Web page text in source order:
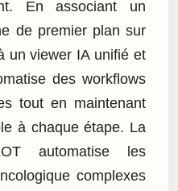
En associant un
de premier plan sur
un viewer IA unifié et
des workflows
tout en maintenant
à chaque étape. La
automatise les
complexes